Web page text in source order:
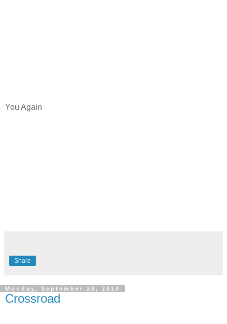
You Again
Share
Monday, September 20, 2010
Crossroad